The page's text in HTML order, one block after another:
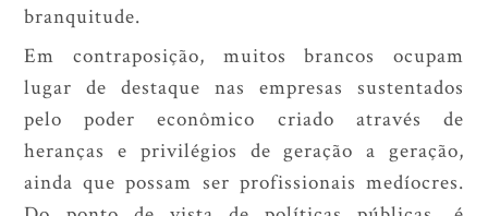
branquitude.
Em contraposição, muitos brancos ocupam
lugar de destaque nas empresas sustentados
pelo poder econômico criado através de
heranças e privilégios de geração a geração,
ainda que possam ser profissionais medíocres.